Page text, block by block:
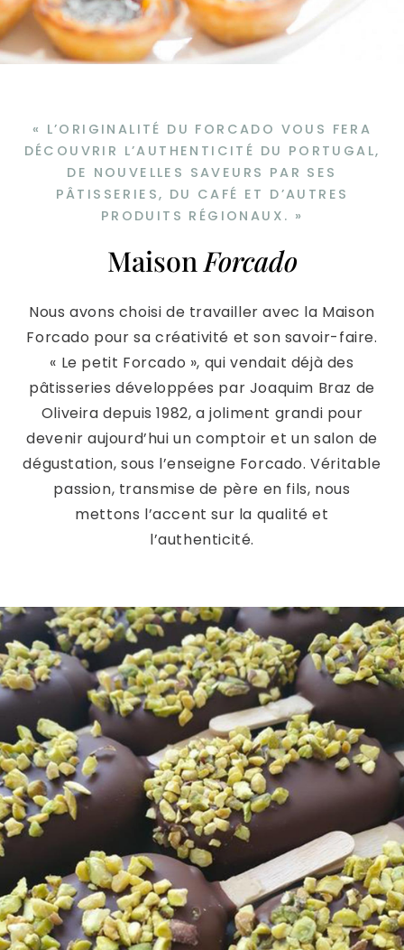
« L’ORIGINALITÉ DU FORCADO VOUS FERA
DÉCOUVRIR L’AUTHENTICITÉ DU PORTUGAL,
DE NOUVELLES SAVEURS PAR SES
PÂTISSERIES, DU CAFÉ ET D’AUTRES
PRODUITS RÉGIONAUX. »
Maison Forcado
Nous avons choisi de travailler avec la Maison
Forcado pour sa créativité et son savoir-faire.
« Le petit Forcado », qui vendait déjà des
pâtisseries développées par Joaquim Braz de
Oliveira depuis 1982, a joliment grandi pour
devenir aujourd’hui un comptoir et un salon de
dégustation, sous l’enseigne Forcado. Véritable
passion, transmise de père en fils, nous
mettons l’accent sur la qualité et
l’authenticité.